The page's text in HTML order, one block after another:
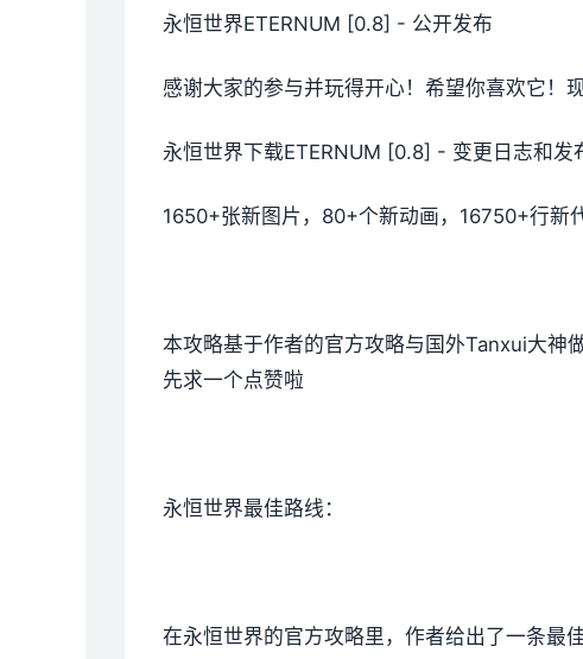
永恒世界ETERNUM [0.8] - 公开发布
感谢大家的参与并玩得开心！希望你喜欢它！
永恒世界下载ETERNUM [0.8] - 变更日志和发
1650+张新图片，80+个新动画，16750+行新
本攻略基于作者的官方攻略与国外Tanxui大神
先求一个点赞啦
永恒世界最佳路线：
在永恒世界的官方攻略里，作者给出了一条